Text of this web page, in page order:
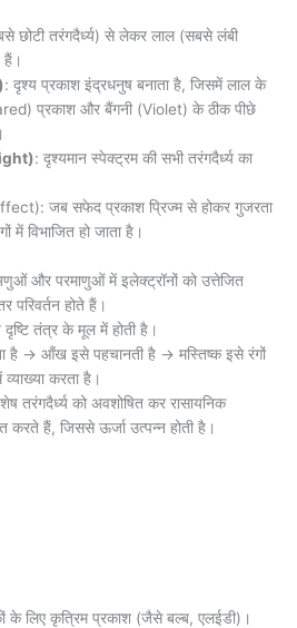
छोटी तरंगदैर्ध्य) से लेकर लाल (सबसे लंबी
हैं।
: दृश्य प्रकाश इंद्रधनुष बनाता है, जिसमें लाल के
प्रकाश और बैंगनी (Violet) के ठीक पीछे
: दृश्यमान स्पेक्ट्रम की सभी तरंगदैर्ध्य का
जब सफेद प्रकाश प्रिज्म से होकर गुजरता
में विभाजित हो जाता है।
और परमाणुओं में इलेक्ट्रॉनों को उत्तेजित
परिवर्तन होते हैं।
दृष्टि तंत्र के मूल में होती है।
है → आँख इसे पहचानती है → मस्तिष्क इसे रंगों
करता है।
तरंगदैर्ध्य को अवशोषित कर रासायनिक
करते हैं, जिससे ऊर्जा उत्पन्न होती है।
के लिए कृत्रिम प्रकाश (जैसे बल्ब, एलईडी)।